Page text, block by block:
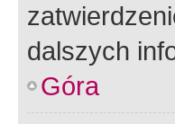
dalszych
Góra